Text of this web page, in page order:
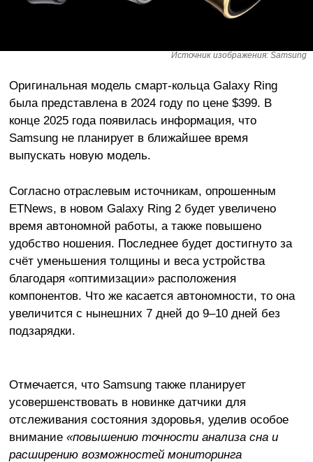
Источник изображения: Samsung
Оригинальная модель смарт-кольца Galaxy Ring
была представлена в 2024 году по цене $399. В
конце 2025 года появилась информация, что
Samsung не планирует в ближайшее время
выпускать новую модель.
Согласно отраслевым источникам, опрошенным
ETNews, в новом Galaxy Ring 2 будет увеличено
время автономной работы, а также повышено
удобство ношения. Последнее будет достигнуто за
счёт уменьшения толщины и веса устройства
благодаря «оптимизации» расположения
компонентов. Что же касается автономности, то она
увеличится с нынешних 7 дней до 9–10 дней без
подзарядки.
Отмечается, что Samsung также планирует
усовершенствовать в новинке датчики для
отслеживания состояния здоровья, уделив особое
внимание «повышению точности анализа сна и
расширению возможностей мониторинга